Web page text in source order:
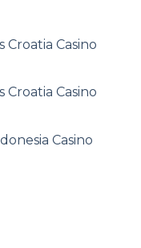
Croatia Casino
Croatia Casino
Casino